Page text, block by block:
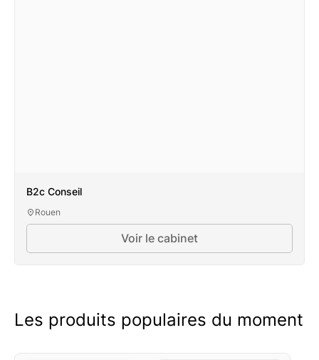
B2c Conseil
Rouen
Voir le cabinet
Les produits populaires du moment